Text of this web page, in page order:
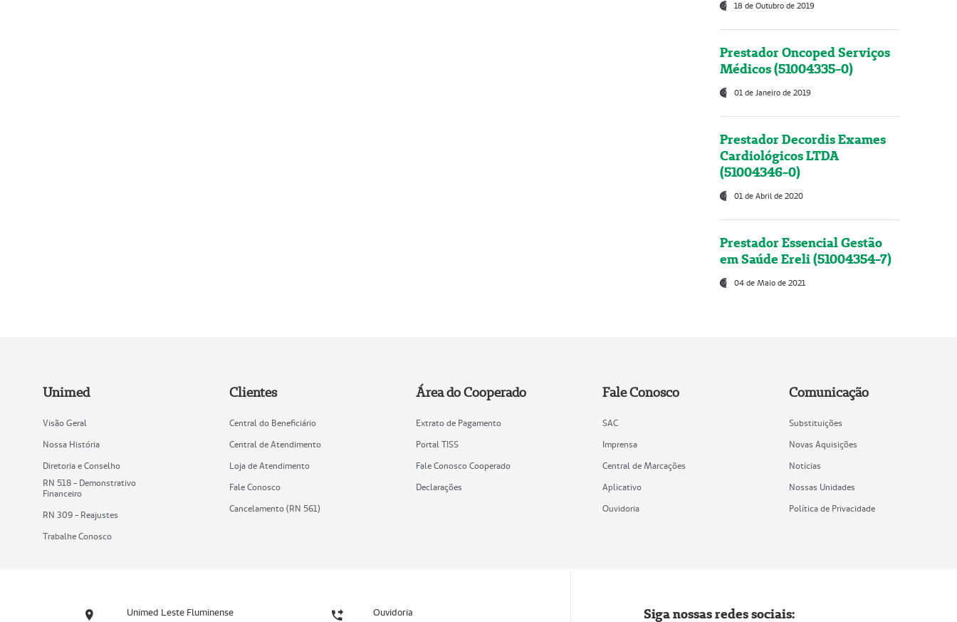
18 de Outubro de 2019
Prestador Oncoped Serviços
Médicos (51004335-0)
01 de Janeiro de 2019
Prestador Decordis Exames
Cardiológicos LTDA
(51004346-0)
01 de Abril de 2020
Prestador Essencial Gestão
em Saúde Ereli (51004354-7)
04 de Maio de 2021
Unimed
Visão Geral
Nossa História
Diretoria e Conselho
RN 518 - Demonstrativo
Financeiro
RN 309 - Reajustes
Trabalhe Conosco
Clientes
Central do Beneficiário
Central de Atendimento
Loja de Atendimento
Fale Conosco
Cancelamento (RN 561)
Área do Cooperado
Extrato de Pagamento
Portal TISS
Fale Conosco Cooperado
Declarações
Fale Conosco
SAC
Imprensa
Central de Marcações
Aplicativo
Ouvidoria
Comunicação
Substituições
Novas Aquisições
Notícias
Nossas Unidades
Política de Privacidade
Unimed Leste Fluminense Ouvidoria Siga nossas redes sociais: